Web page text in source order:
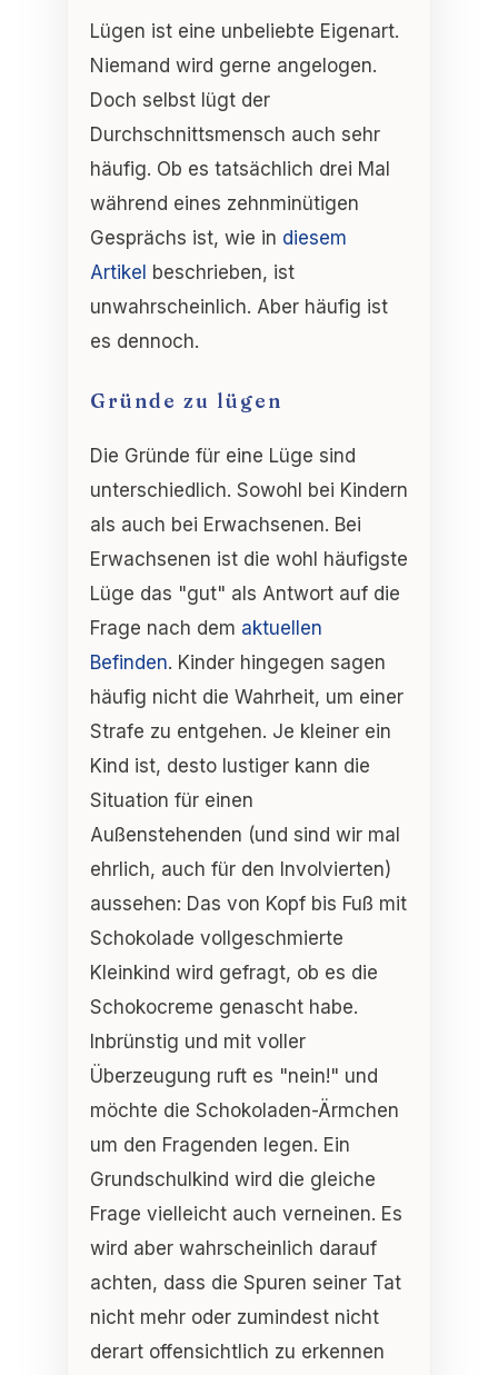
Lügen ist eine unbeliebte Eigenart.
Niemand wird gerne angelogen.
Doch selbst lügt der
Durchschnittsmensch auch sehr
häufig. Ob es tatsächlich drei Mal
während eines zehnminütigen
Gesprächs ist, wie in diesem
Artikel beschrieben, ist
unwahrscheinlich. Aber häufig ist
es dennoch.
Gründe zu lügen
Die Gründe für eine Lüge sind
unterschiedlich. Sowohl bei Kindern
als auch bei Erwachsenen. Bei
Erwachsenen ist die wohl häufigste
Lüge das "gut" als Antwort auf die
Frage nach dem aktuellen
Befinden. Kinder hingegen sagen
häufig nicht die Wahrheit, um einer
Strafe zu entgehen. Je kleiner ein
Kind ist, desto lustiger kann die
Situation für einen
Außenstehenden (und sind wir mal
ehrlich, auch für den Involvierten)
aussehen: Das von Kopf bis Fuß mit
Schokolade vollgeschmierte
Kleinkind wird gefragt, ob es die
Schokocreme genascht habe.
Inbrünstig und mit voller
Überzeugung ruft es "nein!" und
möchte die Schokoladen-Ärmchen
um den Fragenden legen. Ein
Grundschulkind wird die gleiche
Frage vielleicht auch verneinen. Es
wird aber wahrscheinlich darauf
achten, dass die Spuren seiner Tat
nicht mehr oder zumindest nicht
derart offensichtlich zu erkennen